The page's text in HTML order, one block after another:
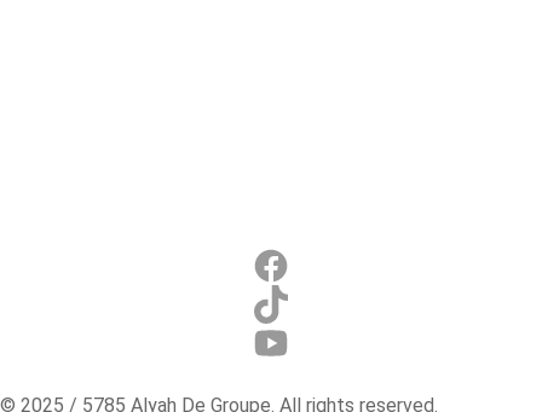
© 2025 / 5785 Alyah De Groupe. All rights reserved.